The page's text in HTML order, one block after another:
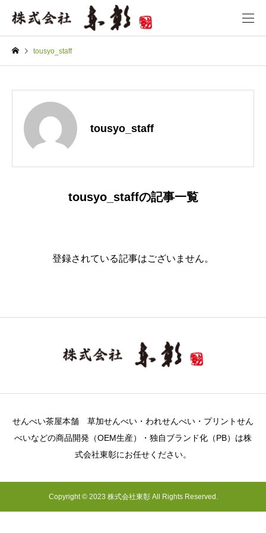
tousyo_staff
tousyo_staff
tousyo_staffの記事一覧
登録されている記事はございません。
せんべい茶屋本舗 草加せんべい・われせんべい・プリントせん
べいなどの商品開発（OEM生産）・独自ブランド化（PB）は株
式会社東彰にお任せください。
Copyright © 2023 株式会社東彰 All Rights Reserved.